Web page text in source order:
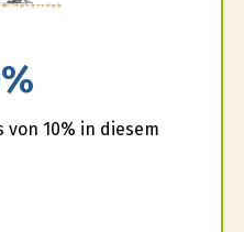
von 10% in diesem